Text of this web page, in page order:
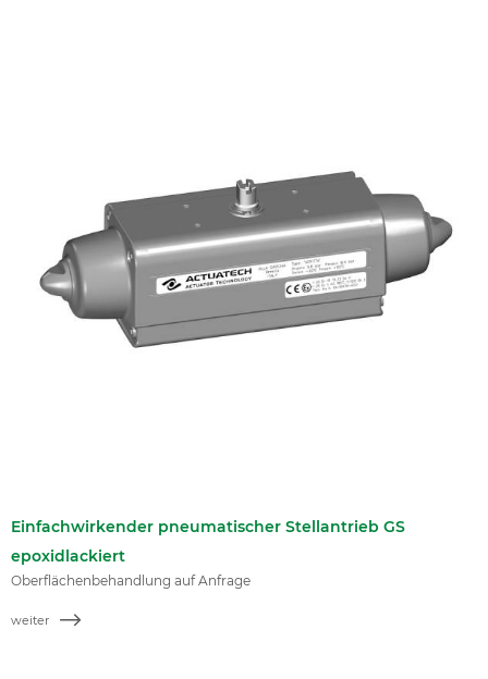
Einfachwirkender pneumatischer Stellantrieb GS
epoxidlackiert
Oberflächenbehandlung auf Anfrage
weiter